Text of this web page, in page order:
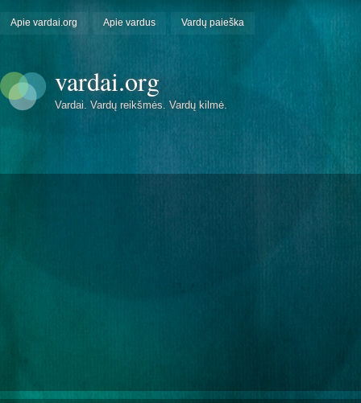
Apie vardai.org Apie vardus Vardų paieška
vardai.org
Vardai. Vardų reikšmės. Vardų kilmė.